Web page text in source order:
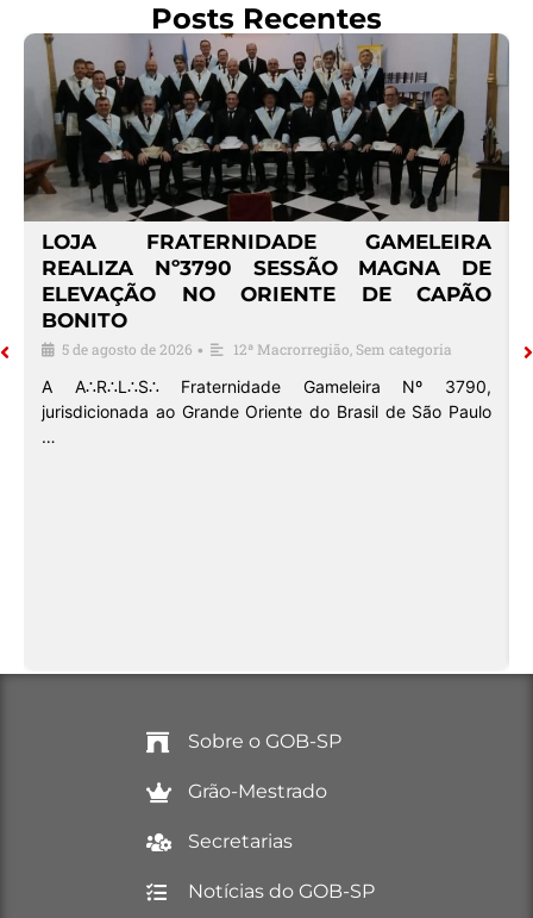
Posts Recentes
LOJA FRATERNIDADE GAMELEIRA
REALIZA Nº3790 SESSÃO MAGNA DE
ELEVAÇÃO NO ORIENTE DE CAPÃO
BONITO
5 de agosto de 2026 • 12ª Macrorregião Sem categoria
A A∴R∴L∴S∴ Fraternidade Gameleira Nº 3790,
jurisdicionada ao Grande Oriente do Brasil de São Paulo
…
Sobre o GOB-SP
Grão-Mestrado
Secretarias
Notícias do GOB-SP